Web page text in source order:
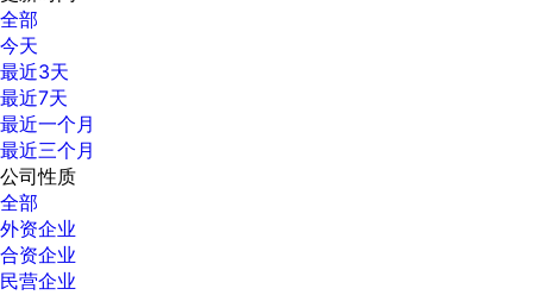
全部
今天
最近3天
最近7天
最近一个月
最近三个月
公司性质
全部
外资企业
合资企业
民营企业